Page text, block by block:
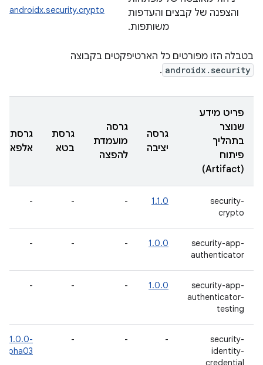
androidx.security.crypto
והצפנה של קבצים והעדפות
משותפות.
בטבלה הזו מפורטים כל הארטיפקטים בקבוצה
androidx.security
.
פריט מידע
שנוצר
בתהליך
פיתוח
(Artifact)
גרסה
יציבה
גרסה
מועמדת
להפצה
גרסת
בטא
גרסת
אלפא
security-
crypto
1.1.0
-
-
-
security-app-
authenticator
1.0.0
-
-
-
security-app-
authenticator-
testing
1.0.0
-
-
-
security-
identity-
credential
-
-
-
‎1.0.0-
alpha03